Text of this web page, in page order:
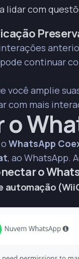
lidar com
continuar
você amplie
com mais
o
WhatsApp
, ao WhatsApp.
o
automação